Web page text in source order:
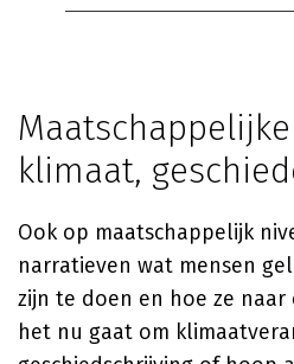
klimaat,
Ook op maatschappelijk
narratieven wat mensen
zijn te doen en hoe ze
het nu gaat om